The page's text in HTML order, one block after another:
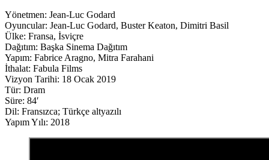
Yönetmen: Jean-Luc Godard
Oyuncular: Jean-Luc Godard, Buster Keaton, Dimitri Basil
Ülke: Fransa, İsviçre
Dağıtım: Başka Sinema Dağıtım
Yapım: Fabrice Aragno, Mitra Farahani
İthalat: Fabula Films
Vizyon Tarihi: 18 Ocak 2019
Tür: Dram
Süre: 84′
Dil: Fransızca; Türkçe altyazılı
Yapım Yılı: 2018